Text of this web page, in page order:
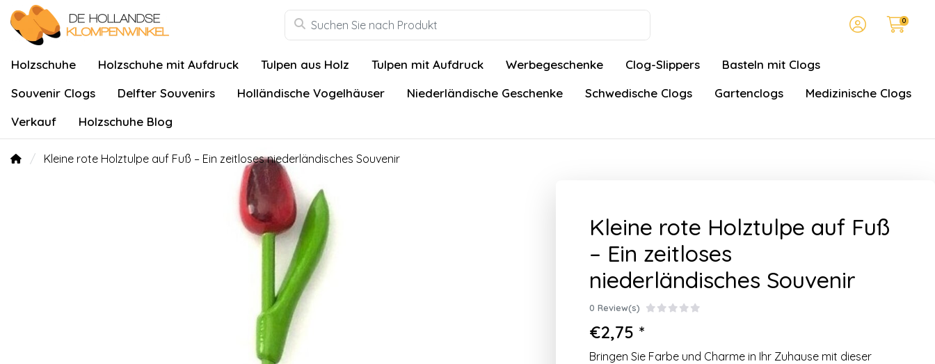
0
Holzschuhe Holzschuhe mit Aufdruck Tulpen aus Holz Tulpen mit Aufdruck Werbegeschenke Clog-Slippers
Basteln mit Clogs
Souvenir Clogs
Delfter Souvenirs Holländische Vogelhäuser Niederländische Geschenke Schwedische Clogs Gartenclogs
Medizinische Clogs
Verkauf
Holzschuhe Blog
Kleine rote Holztulpe auf Fuß – Ein zeitloses niederländisches Souvenir
Kleine rote Holztulpe auf Fuß
– Ein zeitloses
niederländisches Souvenir
0 Review(s)
€2,75 *
Bringen Sie Farbe und Charme in Ihr Zuhause mit dieser